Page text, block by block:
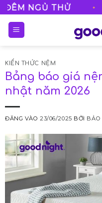
Bỏ THỬ •
KIẾN THỨC NỆM
Bảng báo giá
nhật năm 2026
ĐĂNG VÀO23/06/2025 BỞI BẢO